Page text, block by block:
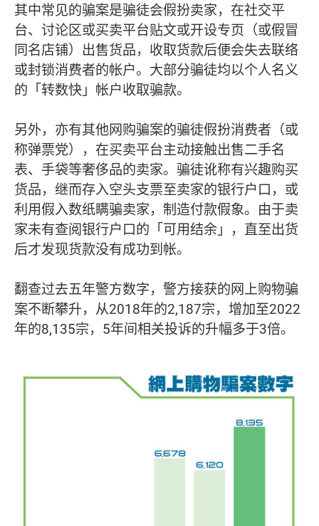
其中常见的骗案是骗徒会假扮卖家，在社交平
台、讨论区或买卖平台贴文或开设专页（或假冒
同名店铺）出售货品，收取货款后便会失去联络
或封锁消费者的帐户。大部分骗徒均以个人名义
的「转数快」帐户收取骗款。
另外，亦有其他网购骗案的骗徒假扮消费者（或
称弹票党），在买卖平台主动接触出售二手名
表、手袋等奢侈品的卖家。骗徒讹称有兴趣购买
货品，继而存入空头支票至卖家的银行户口，或
利用假入数纸瞒骗卖家，制造付款假象。由于卖
家未有查阅银行户口的「可用结余」，直至出货
后才发现货款没有成功到帐。
翻查过去五年警方数字，警方接获的网上购物骗
案不断攀升，从2018年的2,187宗，增加至2022
年的8,135宗，5年间相关投诉的升幅多于3倍。